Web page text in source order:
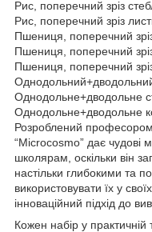
Рис, поперечний зріз
Рис, поперечний зріз
Пшениця, поперечний
Пшениця, поперечний
Пшениця, поперечний
Однодольне+дводольне
Однодольне+дводольне
Розроблений професором
“Microcosmo” дає чудові
школярам, ​​оскільки він
настільки глибокими та
використовувати їх у
інноваційний підхід до
Кожен набір у практичній